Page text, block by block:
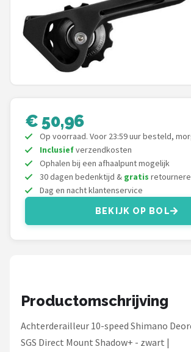
Volare
ABUS
BBB Cycling
Schwalbe
Voltano
Shimano
€ 50,96
Op voorraad. Voor 23:59 uur besteld,
Inclusiefverzendkosten
Ophalen bij een afhaalpunt mogelijk
30 dagen bedenktijd & gratis
Dag en nacht klantenservice
BEKIJK OP BOL
Productomschrijving
Achterderailleur 10-speed Shimano
SGS Direct Mount Shadow+ - zwart |